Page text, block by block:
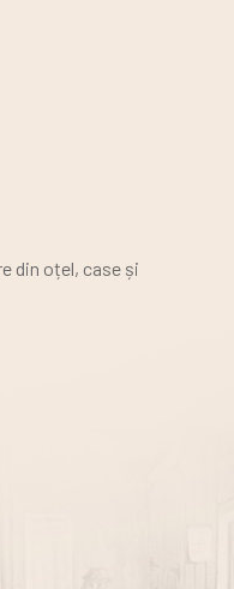
din oțel, case și